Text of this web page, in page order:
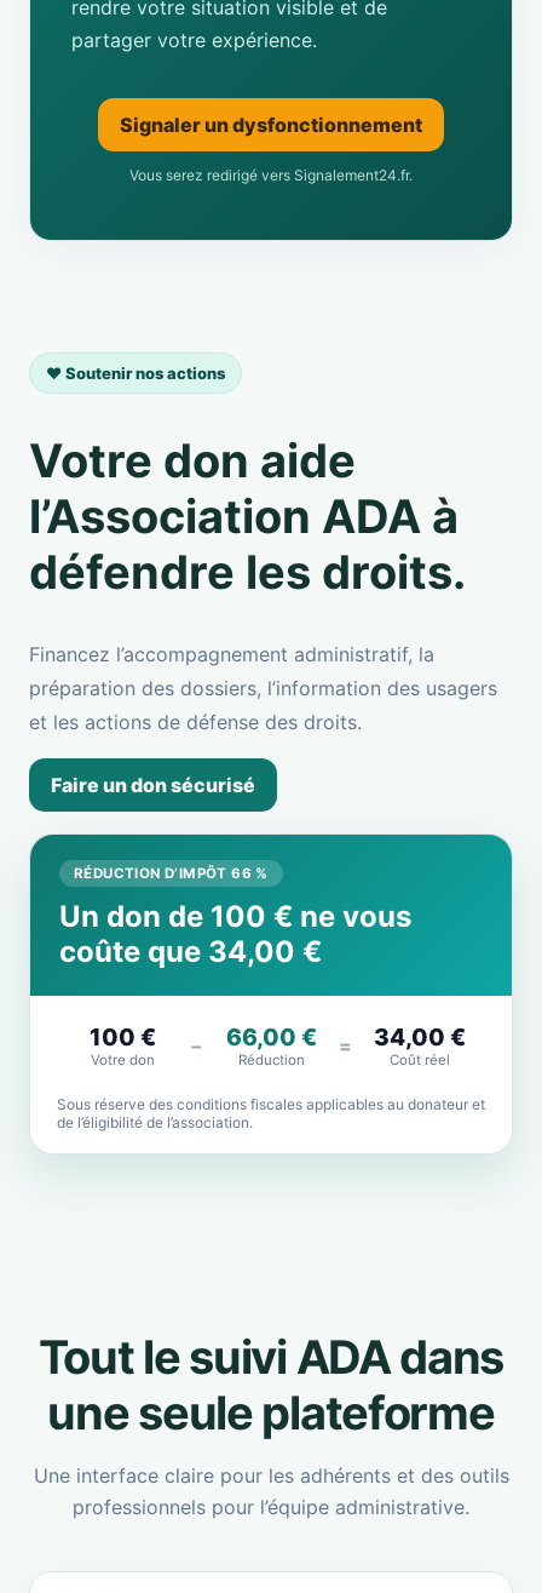
rendre votre situation visible et de
partager votre expérience.
Signaler un dysfonctionnement
Vous serez redirigé vers Signalement24.fr.
❤️ Soutenir nos actions
Votre don aide
l’Association ADA à
défendre les droits.
Financez l’accompagnement administratif, la
préparation des dossiers, l’information des usagers
et les actions de défense des droits.
Faire un don sécurisé
RÉDUCTION D’IMPÔT 66 %
Un don de 100 € ne vous
coûte que 34,00 €
100 €
Votre don
− 66,00 €
Réduction
= 34,00 €
Coût réel
Sous réserve des conditions fiscales applicables au donateur et
de l’éligibilité de l’association.
Tout le suivi ADA dans
une seule plateforme
Une interface claire pour les adhérents et des outils
professionnels pour l’équipe administrative.